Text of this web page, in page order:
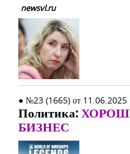
newsvl.ru
● №23 (1665) от 11.06.2025
Политика:
БИЗНЕС